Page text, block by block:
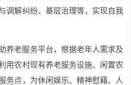
调解纠纷、基层治理等，实现自我
养老服务平台，根据老年人需求及
用农村现有养老服务设施、闲置农
务点，为休闲娱乐、精神慰藉、人